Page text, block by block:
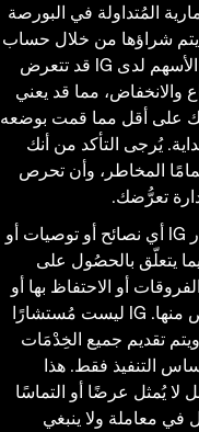
المُتداولة في البورصة
يتم شراؤها من خلال حساب
تداوُل الأسهم لدى IG قد تتعرض
والانخفاض، مما قد يعني
على أقل مما قمت بوضعه
يُرجى التأكد من أنك
المخاطر، وأن تحرص
تعرُّضك.
لا تُصدِر IG أي نصائح أو توصيات أو
يتعلّق بالحصُول على
أو الاحتفاظ بها أو
التخلُّص منها. IG ليست مُستشارًا
ويتم تقديم جميع الخِدْمَات
التنفيذ فقط. هذا
لا يُمثل عرضًا أو التماسًا
في معاملة ولا ينبغي